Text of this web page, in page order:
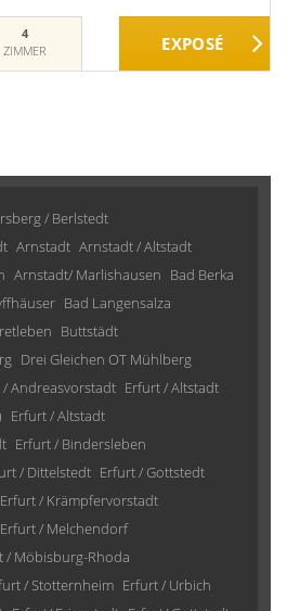
4
ZIMMER
/ Berlstedt
Arnstadt Arnstadt / Altstadt
Arnstadt/ Marlishausen Bad Berka
Bad Langensalza
Buttstädt
Drei Gleichen OT Mühlberg
/ Andreasvorstadt Erfurt / Altstadt
Erfurt / Altstadt
Erfurt / Bindersleben
/ Dittelstedt Erfurt / Gottstedt
Erfurt / Krämpfervorstadt
Erfurt / Melchendorf
/ Möbisburg-Rhoda
/ Stotternheim Erfurt / Urbich